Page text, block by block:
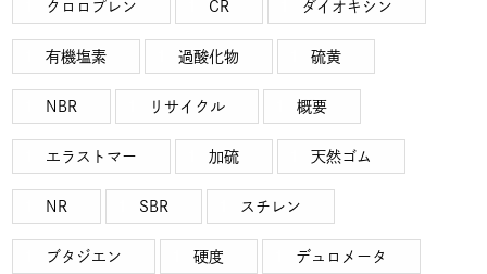
クロロプレン CR ダイオキシン
有機塩素 過酸化物 硫黄
NBR リサイクル 概要
エラストマー 加硫 天然ゴム
NR SBR スチレン
ブタジエン 硬度 デュロメータ